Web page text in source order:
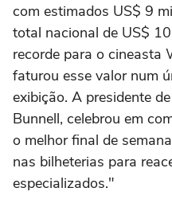
com estimados US$ 9
total nacional de US$
recorde para o cineasta
faturou esse valor num
exibição. A presidente
Bunnell, celebrou em
o melhor final de
nas bilheterias para
especializados."